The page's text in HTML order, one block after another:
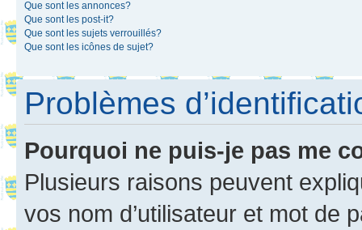
Que sont les annonces?
Que sont les post-it?
Que sont les sujets verrouillés?
Que sont les icônes de sujet?
Problèmes
Pourquoi ne puis-je pas me
Plusieurs raisons peuvent
vos nom d’utilisateur et mot de